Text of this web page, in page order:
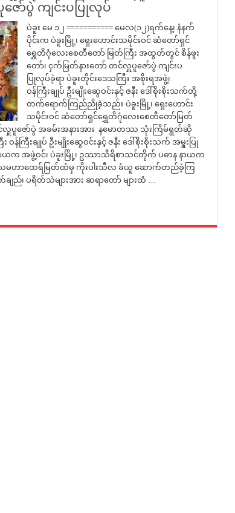
ာ်ပွဲ ကျင်းပပြုလုပ်
ပဲခူး မေ ၁၂ =========== မေလ(၁၂)ရက်နေ့၊ နံနက်
ပိုင်းက ပဲခူးမြို့၊ ရှေးဟောင်းသမိုင်းဝင် ဆံတော်ရှင်
ရွှေတိဂုံလေးစေတီတော် မြတ်ကြီး အထွတ်တွင် စိန်ဖူး
တော်၊ ငှက်မြတ်နားတော် တင်လှူပူဇော်ပွဲ ကျင်းပ
ပြုလုပ်ခဲ့ရာ ပဲခူးတိုင်းဒေသကြီး အစိုးရအဖွဲ့၊
ဝန်ကြီးချုပ် ဦးမျိုးဆွေဝင်းနှင့် ဇနီး ဒေါ်စိုးစိုးသက်တို့
တက်ရောက်ကြည်ညိုခဲ့သည်။ ပဲခူးမြို့၊ ရှေးဟောင်း
သမိုင်းဝင် ဆံတော်ရှင်ရွှေတိဂုံလေးစေတီတော်မြတ်
လှူပူဇော်ပွဲ အခမ်းအနားအား နမောတဿ သုံးကြိမ်ရွတ်ဆို
န်ကြီးချုပ် ဦးမျိုးဆွေဝင်းနှင့် ဇနီး ဒေါ်စိုးစိုးသက် အမှူးပြု
က အဖွဲ့ဝင်၊ ပဲခူးမြို့၊ ဥဿာသီရိစာသင်တိုက် ပဓာန နာယက
ရိယမဟာထေရ်မြတ်ထံမှ ကိုးပါးသီလ ခံယူ ဆောက်တည်ခဲ့ကြ
ျည်၊ ပရိတ်သဲများအား ဆရာတော် များထံ …